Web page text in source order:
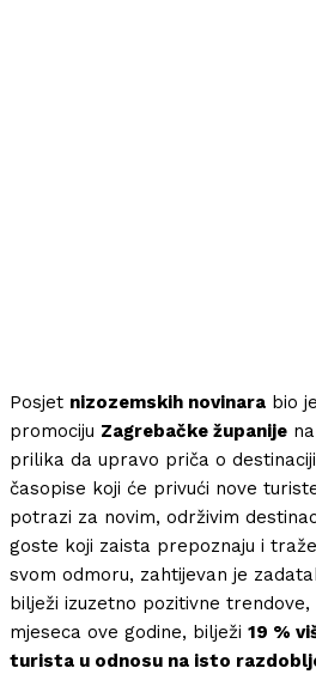
Posjet nizozemskih novinara bio
promociju Zagrebačke županije
prilika da upravo priča o
časopise koji će privući nove
potrazi za novim, održivim
goste koji zaista prepoznaju i
svom odmoru, zahtijevan je
bilježi izuzetno pozitivne
mjeseca ove godine, bilježi 19 %
turista u odnosu na isto